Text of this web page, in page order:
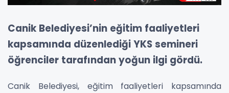
Canik Belediyesi’nin eğitim faaliyetleri
kapsamında düzenlediği YKS semineri
öğrenciler tarafından yoğun ilgi gördü.
Canik Belediyesi, eğitim faaliyetleri kapsamında